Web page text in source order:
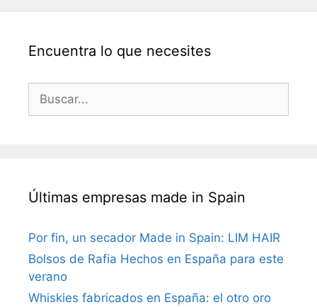
Encuentra lo que necesites
Últimas empresas made in Spain
Por fin, un secador Made in Spain: LIM HAIR
Bolsos de Rafia Hechos en España para este
verano
Whiskies fabricados en España: el otro oro